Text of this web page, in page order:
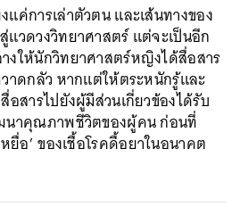
ค่การเล่าตัวตน และเส้นทางของ
วดวงวิทยาศาสตร์ แต่จะเป็นอีก
งให้นักวิทยาศาสตร์หญิงได้สื่อสาร
าดกลัว หากแต่ให้ตระหนักรู้และ
อสารไปยังผู้มีส่วนเกี่ยวข้องได้รับ
นาคุณภาพชีวิตของผู้คน ก่อนที่
ยื่อ’ ของเชื้อโรคดื้อยาในอนาคต